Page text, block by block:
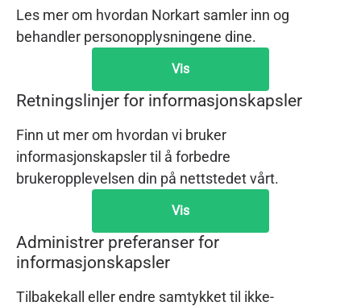
Les mer om hvordan Norkart samler inn og
behandler personopplysningene dine.
Vis
Retningslinjer for informasjonskapsler
Finn ut mer om hvordan vi bruker
informasjonskapsler til å forbedre
brukeropplevelsen din på nettstedet vårt.
Vis
Administrer preferanser for
informasjonskapsler
Tilbakekall eller endre samtykket til ikke-